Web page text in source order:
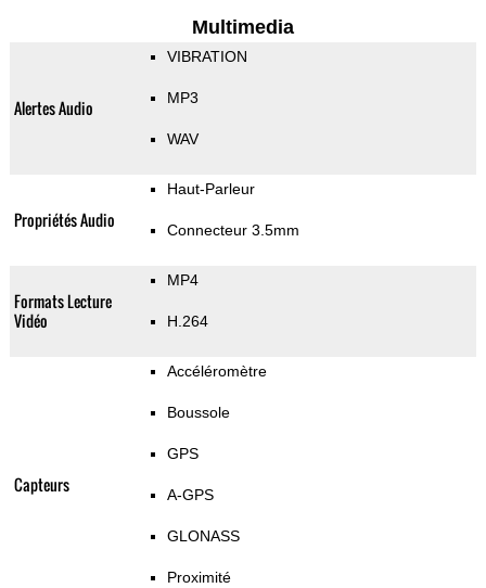
Multimedia
Alertes Audio
VIBRATION
MP3
WAV
Propriétés Audio
Haut-Parleur
Connecteur 3.5mm
Formats Lecture
Vidéo
MP4
H.264
Capteurs
Accéléromètre
Boussole
GPS
A-GPS
GLONASS
Proximité